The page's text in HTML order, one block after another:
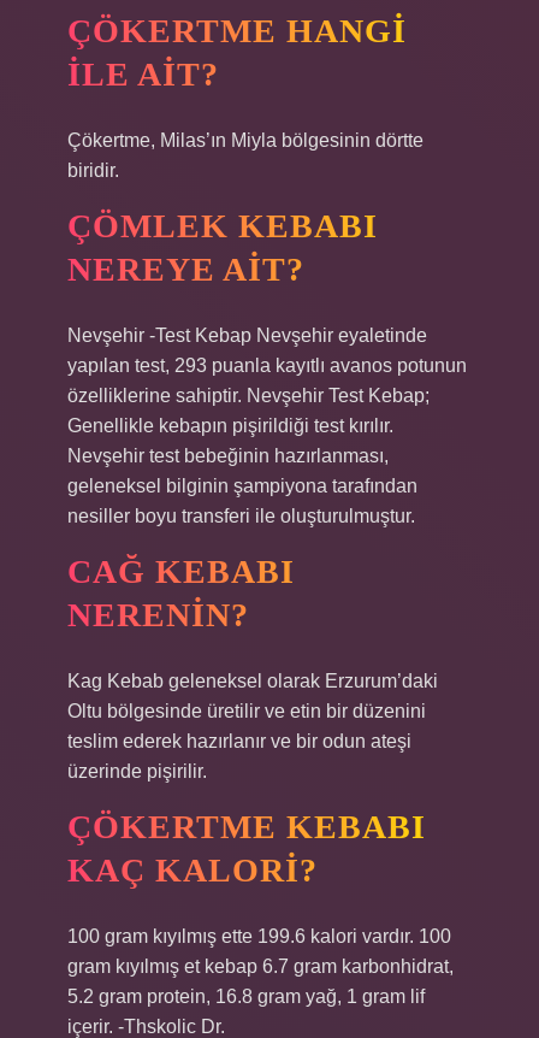
ÇÖKERTME HANGI
ILE AIT?
Çökertme, Milas’ın Miyla bölgesinin dörtte
biridir.
ÇÖMLEK KEBABI
NEREYE AIT?
Nevşehir -Test Kebap Nevşehir eyaletinde
yapılan test, 293 puanla kayıtlı avanos potunun
özelliklerine sahiptir. Nevşehir Test Kebap;
Genellikle kebapın pişirildiği test kırılır.
Nevşehir test bebeğinin hazırlanması,
geleneksel bilginin şampiyona tarafından
nesiller boyu transferi ile oluşturulmuştur.
CAĞ KEBABI
NERENIN?
Kag Kebab geleneksel olarak Erzurum’daki
Oltu bölgesinde üretilir ve etin bir düzenini
teslim ederek hazırlanır ve bir odun ateşi
üzerinde pişirilir.
ÇÖKERTME KEBABI
KAÇ KALORI?
100 gram kıyılmış ette 199.6 kalori vardır. 100
gram kıyılmış et kebap 6.7 gram karbonhidrat,
5.2 gram protein, 16.8 gram yağ, 1 gram lif
içerir. -Thskolic Dr.